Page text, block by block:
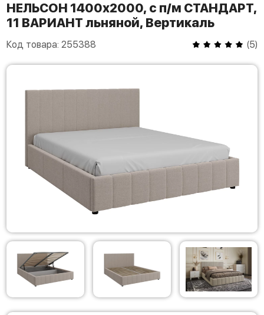
НЕЛЬСОН 1400х2000, с п/м СТАНДАРТ,
11 ВАРИАНТ льняной, Вертикаль
Код товара: 255388 (5)